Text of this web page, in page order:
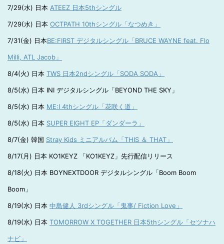
7/29(水) 日本 ATEEZ 日本5thシングル
7/29(水) 日本 OCTPATH 10thシングル「なつめき」
7/31(金) 日本BE:FIRST デジタルシングル「BRUCE WAYNE feat. Flo
Milli, ATL Jacob」
8/4(火) 日本 TWS 日本2ndシングル「SODA SODA」
8/5(水) 日本 INI デジタルシングル「BEYOND THE SKY」
8/5(水) 日本 ME:I 4thシングル「花咲く道」
8/5(水) 日本 SUPER EIGHT EP「ダンダーラ」
8/7(金) 韓国 Stray Kids ミニアルバム「THIS ＆ THAT」
8/17(月) 日本 KO1KEYZ 「KO1KEYZ」先行配信リリース
8/18(火) 日本 BOYNEXTDOOR デジタルシングル「Boom Boom
Boom」
8/19(水) 日本 中島健人 3rdシングル「鬼事/ Fiction Love」
8/19(水) 日本 TOMORROW X TOGETHER 日本5thシングル「セツナハ
ナビ」